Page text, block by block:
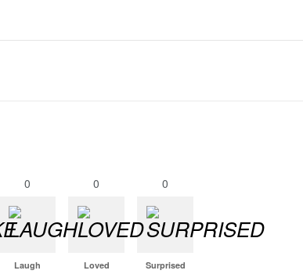
0
Laugh
0
Loved
0
Surprised